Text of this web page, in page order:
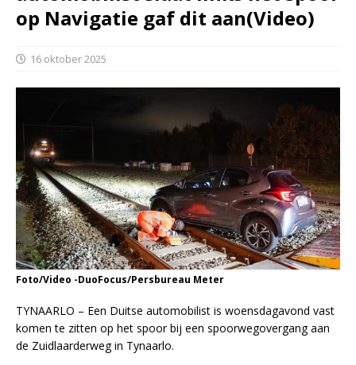
op Navigatie gaf dit aan(Video)
16 oktober 2025
Foto/Video -DuoFocus/Persbureau Meter
TYNAARLO – Een Duitse automobilist is woensdagavond vast
komen te zitten op het spoor bij een spoorwegovergang aan
de Zuidlaarderweg in Tynaarlo.